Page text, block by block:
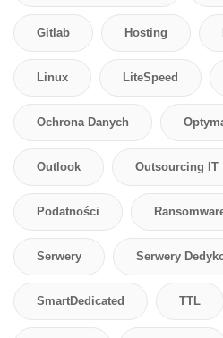
Gitlab Hosting
Linux LiteSpeed
Ochrona Danych
Outlook Outsourcing IT
Podatności
Serwery Serwery
SmartDedicated TTL